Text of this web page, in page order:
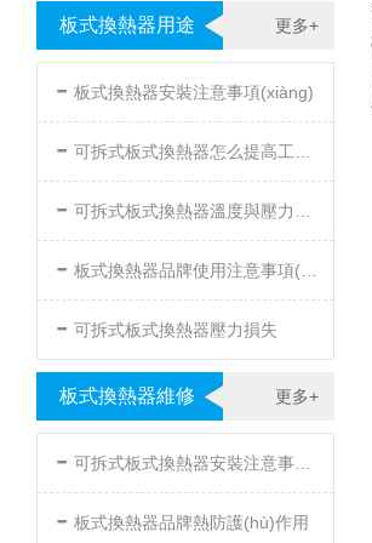
更多+
板式換熱器用途
- 板式換熱器安裝注意事項(xiàng)
- 可拆式板式換熱器怎么提高工作效率
- 可拆式板式換熱器溫度與壓力的要求
- 板式換熱器品牌使用注意事項(xiàng)
- 可拆式板式換熱器壓力損失
更多+
板式換熱器維修
- 可拆式板式換熱器安裝注意事項(xiàng)
- 板式換熱器品牌熱防護(hù)作用